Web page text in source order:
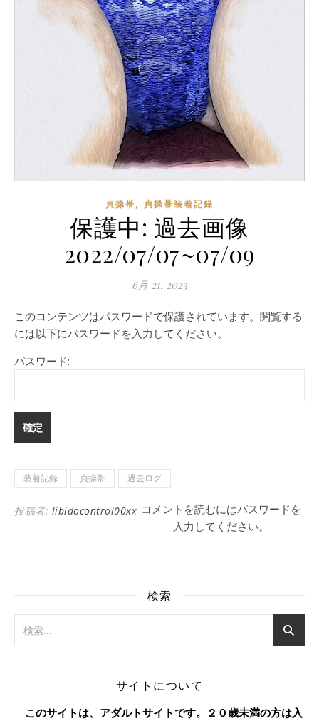
貞操帯, 貞操帯装着記録
保護中: 過去画像
2022/07/07~07/09
6月 21, 2023
このコンテンツはパスワードで保護されています。閲覧する
には以下にパスワードを入力してください。
パスワード:
装着記録 貞操帯 過去ログ
投稿者: libidocontrol00xx コメントを読むにはパスワードを
入力してください。
検索
サイトについて
このサイトは、アダルトサイトです。２０歳未満の方は入